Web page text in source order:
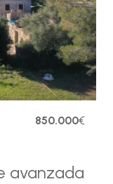
850.000€
avanzada